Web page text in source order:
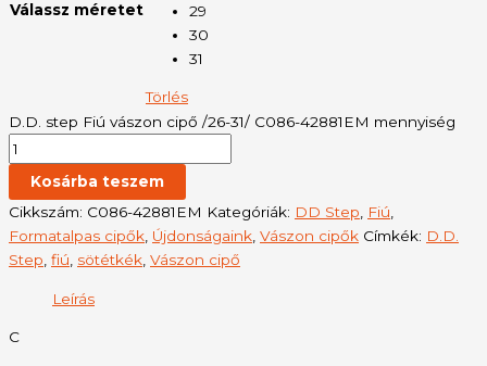
Válassz méretet
29
30
31
Törlés
D.D. step Fiú vászon cipő /26-31/ C086-42881EM mennyiség
Kosárba teszem
Cikkszám: C086-42881EM Kategóriák: DD Step Fiú
Formatalpas cipők Újdonságaink Vászon cipők Címkék: D.D.
Step fiú sötétkék Vászon cipő
Leírás
C